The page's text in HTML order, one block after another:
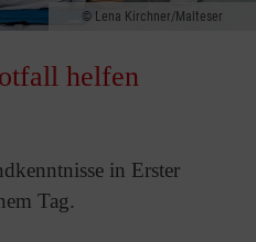
Lena Kirchner/Malteser
helfen
in Erster
Tag.